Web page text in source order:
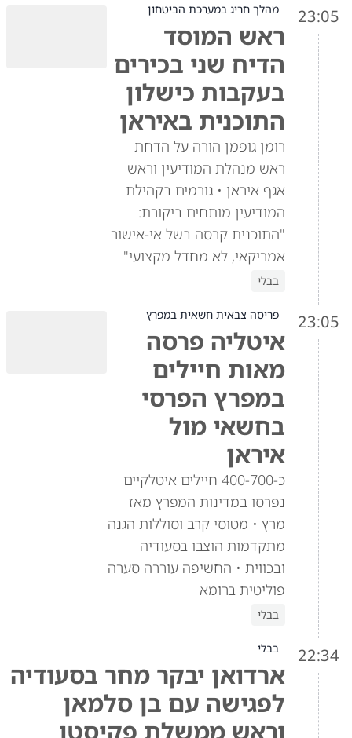
23:05 מהלך חריג במערכת הביטחון
ראש המוסד
הדיח שני בכירים
בעקבות כישלון
התוכנית באיראן
רומן גופמן הורה על הדחת
ראש מנהלת המודיעין וראש
אגף איראן • גורמים בקהילת
המודיעין מותחים ביקורת:
"התוכנית קרסה בשל אי-אישור
אמריקאי, לא מחדל מקצועי"
בבלי
23:05 פריסה צבאית חשאית במפרץ
איטליה פרסה
מאות חיילים
במפרץ הפרסי
בחשאי מול
איראן
כ-400-700 חיילים איטלקיים
נפרסו במדינות המפרץ מאז
מרץ • מטוסי קרב וסוללות הגנה
מתקדמות הוצבו בסעודיה
ובכווית • החשיפה עוררה סערה
פוליטית ברומא
בבלי
22:34 בבלי
ארדואן יבקר מחר בסעודיה
לפגישה עם בן סלמאן
וראש ממשלת פקיסטן